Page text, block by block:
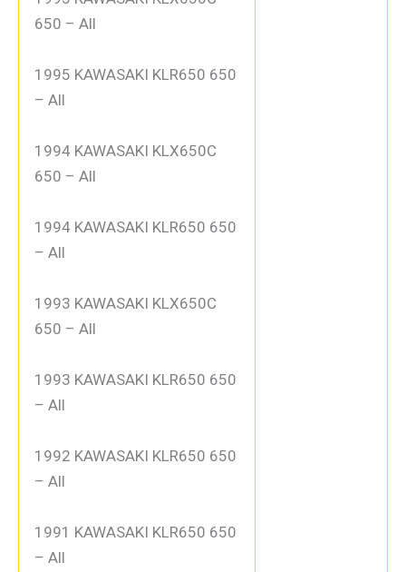
650 – All
1995 KAWASAKI KLR650 650
– All
1994 KAWASAKI KLX650C
650 – All
1994 KAWASAKI KLR650 650
– All
1993 KAWASAKI KLX650C
650 – All
1993 KAWASAKI KLR650 650
– All
1992 KAWASAKI KLR650 650
– All
1991 KAWASAKI KLR650 650
– All